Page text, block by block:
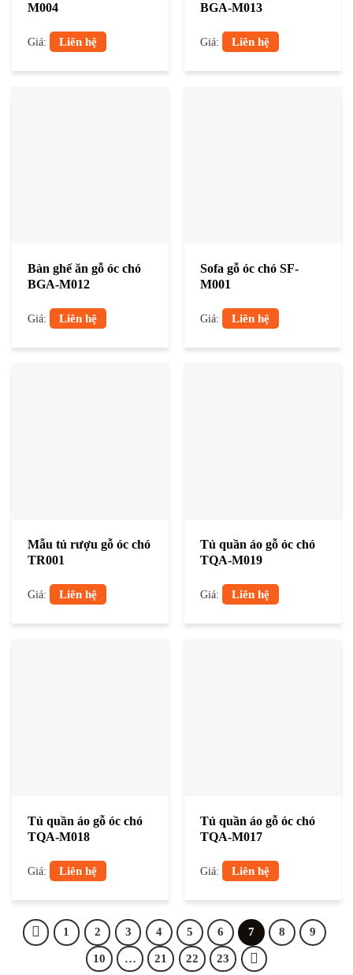
M004
Giá: Liên hệ
BGA-M013
Giá: Liên hệ
Bàn ghế ăn gỗ óc chó
BGA-M012
Giá: Liên hệ
Sofa gỗ óc chó SF-
M001
Giá: Liên hệ
Mẫu tủ rượu gỗ óc chó
TR001
Giá: Liên hệ
Tủ quần áo gỗ óc chó
TQA-M019
Giá: Liên hệ
Tủ quần áo gỗ óc chó
TQA-M018
Giá: Liên hệ
Tủ quần áo gỗ óc chó
TQA-M017
Giá: Liên hệ
1 2 3 4 5 6 7 8 9
10 … 21 22 23